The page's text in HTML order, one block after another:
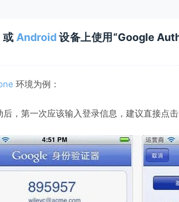
或 Android设备上使用“Google
环境为例：
后，第一次应该输入登录信息，建议直接点